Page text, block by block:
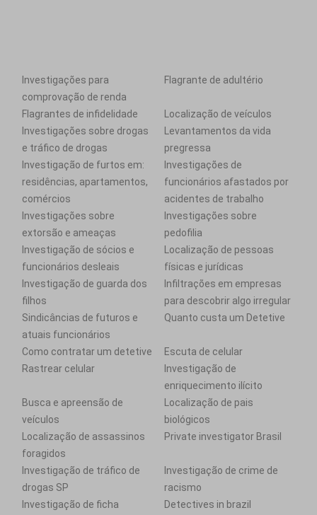
Investigações para
comprovação de renda
Flagrante de adultério
Flagrantes de infidelidade
Localização de veículos
Investigações sobre drogas
e tráfico de drogas
Levantamentos da vida
pregressa
Investigação de furtos em:
residências, apartamentos,
comércios
Investigações de
funcionários afastados por
acidentes de trabalho
Investigações sobre
extorsão e ameaças
Investigações sobre
pedofilia
Investigação de sócios e
funcionários desleais
Localização de pessoas
físicas e jurídicas
Investigação de guarda dos
filhos
Infiltrações em empresas
para descobrir algo irregular
Sindicâncias de futuros e
atuais funcionários
Quanto custa um Detetive
Como contratar um detetive
Escuta de celular
Rastrear celular
Investigação de
enriquecimento ilícito
Busca e apreensão de
veículos
Localização de pais
biológicos
Localização de assassinos
foragidos
Private investigator Brasil
Investigação de tráfico de
drogas SP
Investigação de crime de
racismo
Investigação de ficha
Detectives in brazil